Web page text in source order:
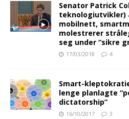
Senator Patrick
teknologiutvikler)
mobilnett,
molestrerer
seg under “sikre
17/03/2018 4
Smart-
lenge planlagte
dictatorship”
16/10/2017 3